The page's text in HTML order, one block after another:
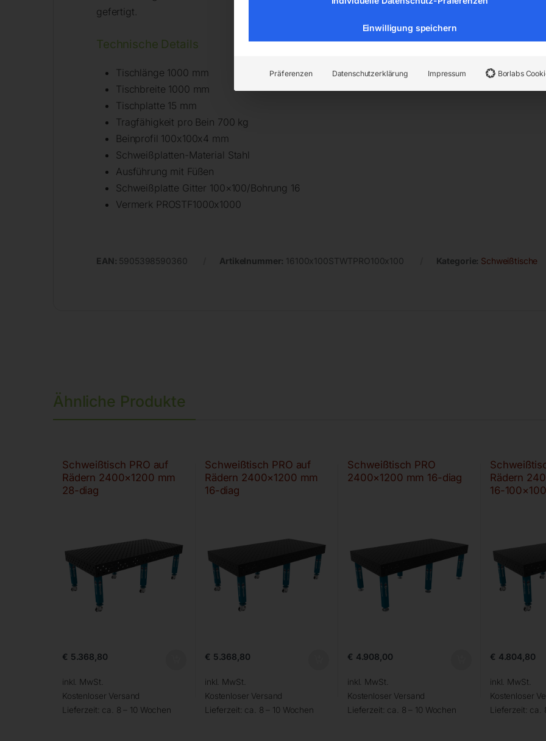
gefertigt.
Technische Details
Tischlänge 1000 mm
Tischbreite 1000 mm
Tischplatte 15 mm
Tragfähigkeit pro Bein 700 kg
Beinprofil 100x100x4 mm
Schweißplatten-Material Stahl
Ausführung mit Füßen
Schweißplatte Gitter 100×100/Bohrung 16
Vermerk PROSTF1000x1000
EAN: 5905398590360 Artikelnummer: 16100x100STWTPRO100x100 Kategorie: Schweißtische
Ähnliche Produkte
Schweißtisch PRO auf
Rädern 2400×1200 mm
28-diag
€ 5.368,80
inkl. MwSt.
Kostenloser Versand
Lieferzeit: ca. 8 – 10 Wochen
Schweißtisch PRO auf
Rädern 2400×1200 mm
16-diag
€ 5.368,80
inkl. MwSt.
Kostenloser Versand
Lieferzeit: ca. 8 – 10 Wochen
Schweißtisch PRO
2400×1200 mm 16-diag
€ 4.908,00
inkl. MwSt.
Kostenloser Versand
Lieferzeit: ca. 8 – 10 Wochen
Rädern
16-100×100
€ 4.804,80
inkl. MwSt.
Kostenloser
Lieferzeit: ca.
Einwilligung speichern
Präferenzen Datenschutzerklärung Impressum Borlabs